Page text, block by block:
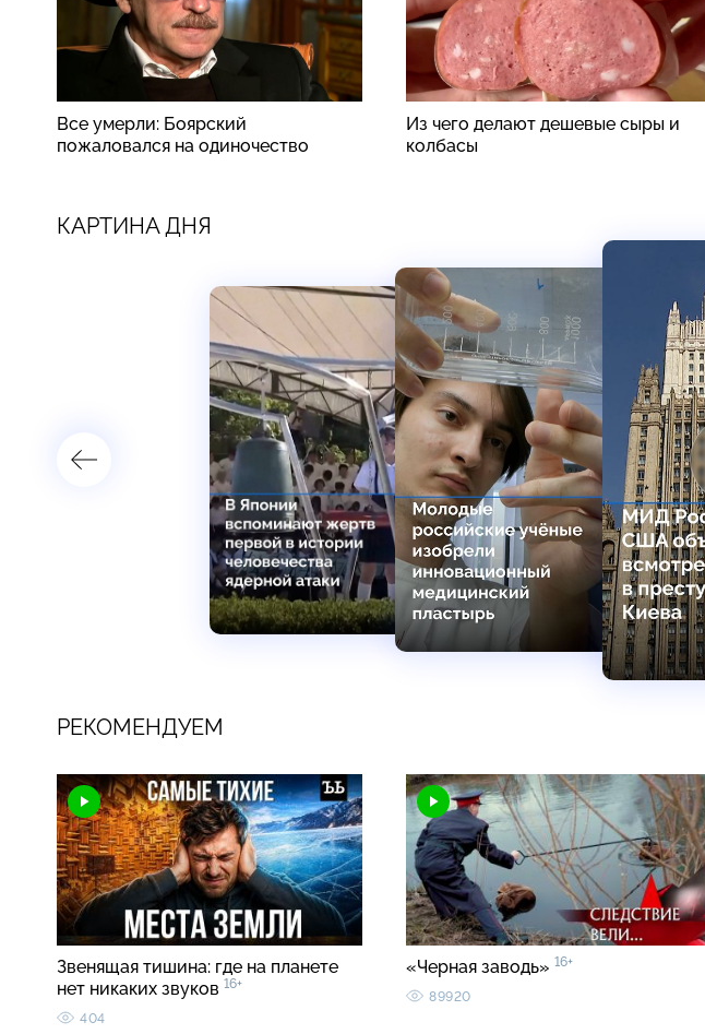
Все умерли: Боярский
пожаловался на одиночество
Из чего делают дешевые сыры и
колбасы
КАРТИНА ДНЯ
РЕКОМЕНДУЕМ
Звенящая тишина: где на планете
нет никаких звуков 16+
404
«Черная заводь» 16+
89920